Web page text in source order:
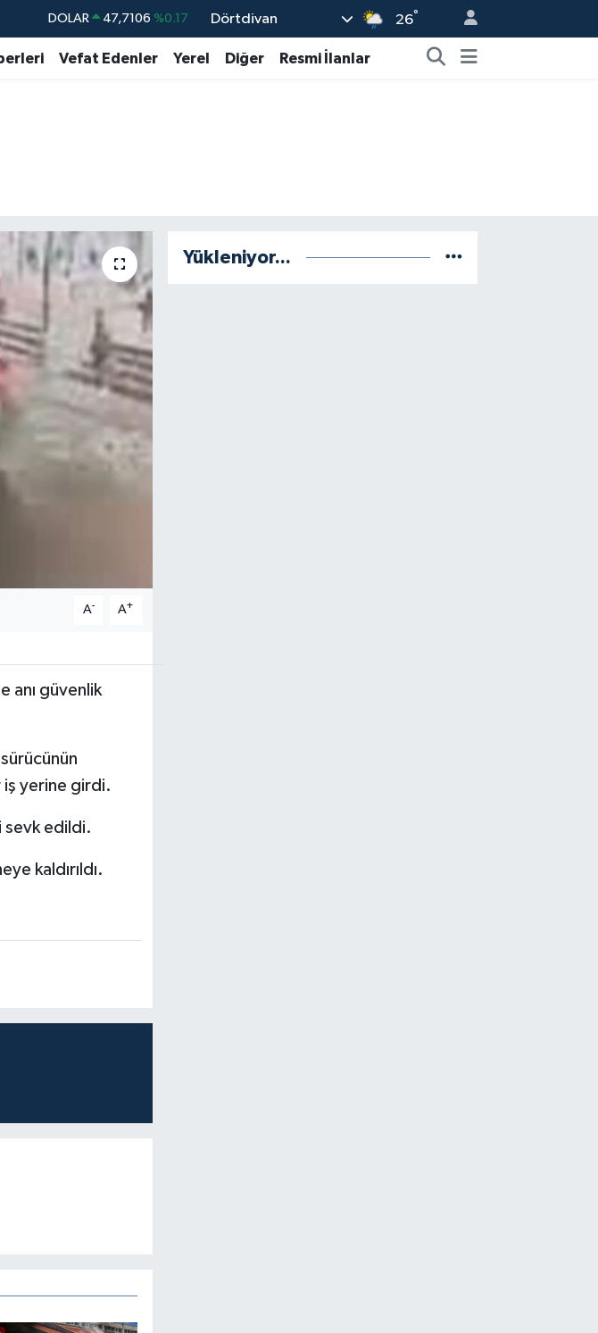
DOLAR 47,7106 %0.17
EURO 55,1652 %0.27
Dörtdivan 26°
Vefat Edenler Yerel Diğer Resmi İlanlar
A- A+
anı güvenlik
iş yerine girdi.
sevk edildi.
kaldırıldı.
Yükleniyor...